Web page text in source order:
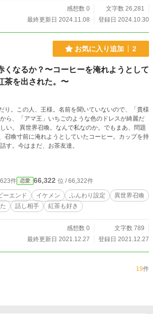
感想数 0
文字数 26,281
最終更新日 2024.11.08
登録日 2024.10.30
お気に入り追加 2
くなるか？〜コーヒーを淹れようとして
茶を出された。〜
り。この人、王様。名前を聞いていないので、「貴様
ら、「アマ王」いちごのような色のドレスが綺麗だ
召喚寸前に淹れようとしていたコーヒー。カップを持
しまった。 王と話す。今はまだ、お茶友達。
件 恋愛 66,322 位 / 66,322件
ーエンド イケメン ふんわり設定
異世界召喚
話し相手 紅茶も好き
感想数 0
文字数 789
最終更新日 2021.12.27
登録日 2021.12.27
19件